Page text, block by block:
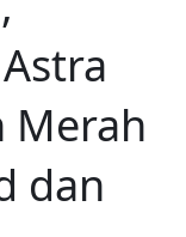
Merah
dan